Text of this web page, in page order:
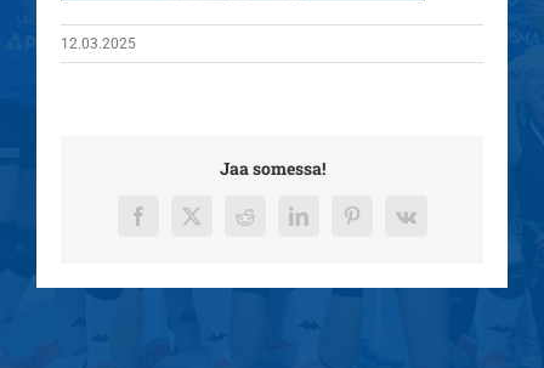
12.03.2025
Jaa somessa!
Facebook
X RedditLinkedInPinterest
Vk